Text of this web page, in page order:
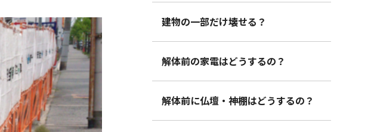
建物の一部だけ壊せる？
解体前の家電はどうするの？
解体前に仏壇・神棚はどうするの？